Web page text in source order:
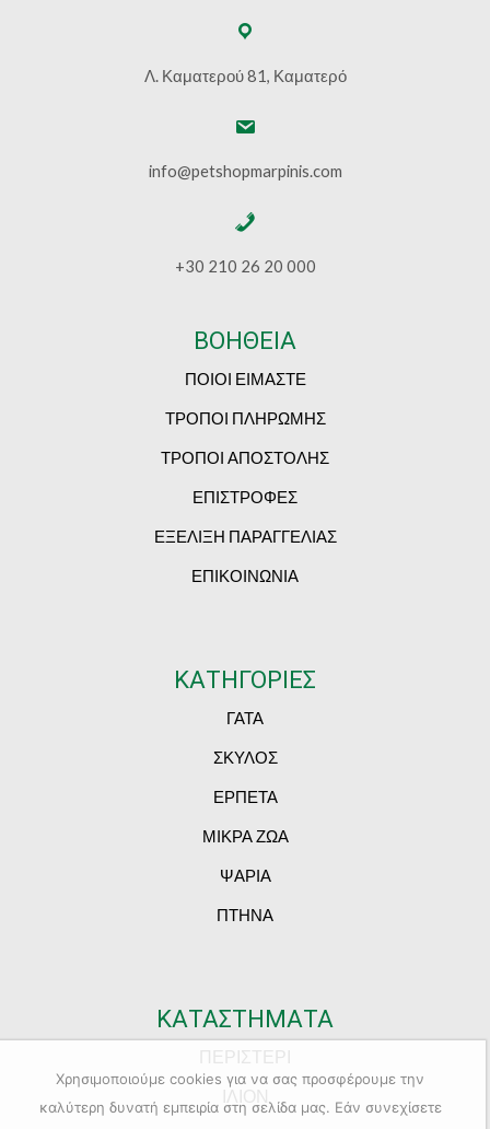
Λ. Καματερού 81, Καματερό
info@petshopmarpinis.com
+30 210 26 20 000
ΒΟΗΘΕΙΑ
ΠΟΙΟΙ ΕΙΜΑΣΤΕ
ΤΡΟΠΟΙ ΠΛΗΡΩΜΗΣ
ΤΡΟΠΟΙ ΑΠΟΣΤΟΛΗΣ
ΕΠΙΣΤΡΟΦΕΣ
ΕΞΕΛΙΞΗ ΠΑΡΑΓΓΕΛΙΑΣ
ΕΠΙΚΟΙΝΩΝΙΑ
ΚΑΤΗΓΟΡΙΕΣ
ΓΑΤΑ
ΣΚΥΛΟΣ
ΕΡΠΕΤΑ
ΜΙΚΡΑ ΖΩΑ
ΨΑΡΙΑ
ΠΤΗΝΑ
ΚΑΤΑΣΤΗΜΑΤΑ
Χρησιμοποιούμε cookies για να σας προσφέρουμε την
καλύτερη δυνατή εμπειρία στη σελίδα μας. Εάν συνεχίσετε